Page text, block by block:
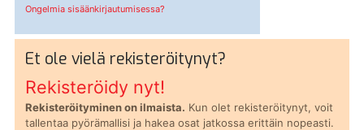
Ongelmia sisäänkirjautumisessa?
Et ole vielä rekisteröitynyt?
Rekisteröidy nyt!
Rekisteröityminen on ilmaista. Kun olet rekisteröitynyt, voit
tallentaa pyörämallisi ja hakea osat jatkossa erittäin nopeasti.